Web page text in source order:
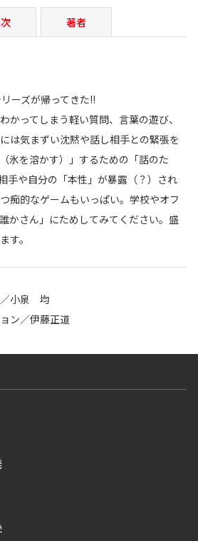
著者
ーズが帰ってきた!!
かってしまう軽い質問、言葉の遊び、
気まずい沈黙や話し相手との緊張を
氷を溶かす）」するための「話のた
手や自分の「本性」が暴露（？）され
痴的なゲームもいっぱい。学校やオフ
かさん」にためしてみてください。盛
す。
／小泉 均
ン／伊藤正道